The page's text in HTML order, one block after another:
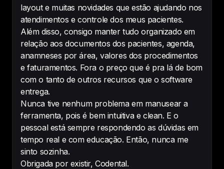
Melhor sistema odontológico,
prático, fácil.... O Atendimento é
perfeito dos consultores!
- Priscilla Edyr Faria Le Draper
Sistema muito bom, intuitivo e fácil
manuseio .
suporte sempre muito atencioso e
disposto.
maravilhoso.
layout e muitas novidades que estão ajudando nos
atendimentos e controle dos meus pacientes.
Além disso, consigo manter tudo organizado em
relação aos documentos dos pacientes, agenda,
anamneses por área, valores dos procedimentos
e faturamentos. Fora o preço que é pra lá de bom
com o tanto de outros recursos que o software
entrega.
Nunca tive nenhum problema em manusear a
ferramenta, pois é bem intuitiva e clean. E o
pessoal está sempre respondendo as dúvidas em
tempo real e com educação. Então, nunca me
sinto sozinha.
Obrigada por existir, Codental.